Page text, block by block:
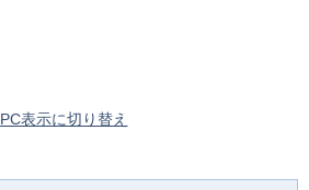
PC表示に切り替え